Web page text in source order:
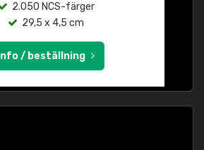
2.050 NCS-färger
29,5 x 4,5 cm
Info / beställning